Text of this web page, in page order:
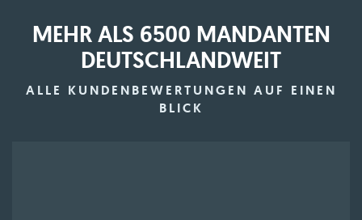
MEHR ALS 6500 MANDANTEN
DEUTSCHLANDWEIT
ALLE KUNDENBEWERTUNGEN AUF EINEN
BLICK